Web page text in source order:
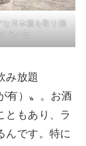
な日本酒を取り揃
えている
み放題
有）〟。お酒
ともあり、ラ
んです。特に